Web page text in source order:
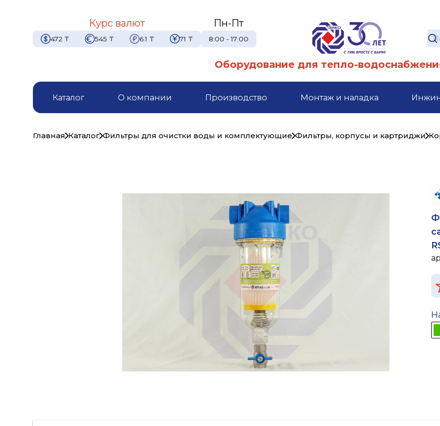
Курс валют
472 ₸ 545 ₸ 6.1 ₸ 71 ₸
Пн-Пт
8:00 - 17:00
Оборудование для тепло-
Каталог О компании Производство Монтаж и наладка
Главная Каталог Фильтры для очистки воды и комплектующие Фильтры, корпусы и картриджи